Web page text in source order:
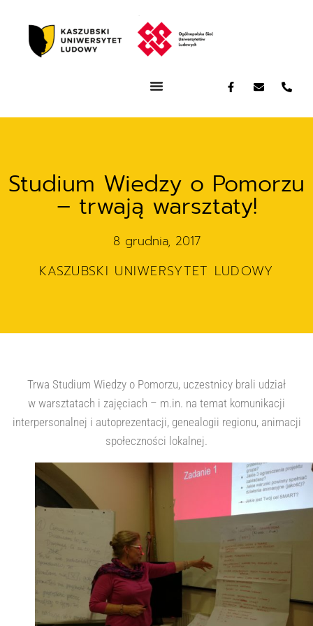
Studium Wiedzy o Pomorzu
– trwają warsztaty!
8 grudnia, 2017
KASZUBSKI UNIWERSYTET LUDOWY
Trwa Studium Wiedzy o Pomorzu, uczestnicy brali udział
w warsztatach i zajęciach – m.in. na temat komunikacji
interpersonalnej i autoprezentacji, genealogii regionu, animacji
społeczności lokalnej.